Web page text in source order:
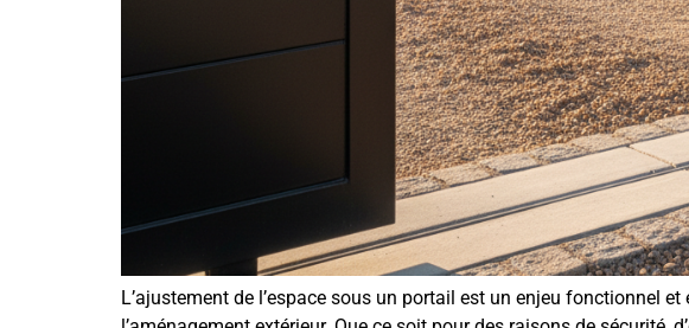
L’ajustement de l’espace sous un portail est un enjeu fonctionnel